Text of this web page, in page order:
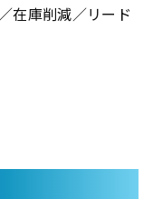
在庫削減／リード